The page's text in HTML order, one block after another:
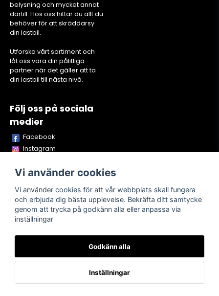
belysning och mycket annat
därtill. Hos oss hittar du allt du
behöver för att skräddarsy
din lastbil.
Utforska vårt sortiment och
låt oss vara din pålitliga
partner när det gäller att ta
din lastbil till nästa nivå.
Följ oss på sociala
medier
Facebook
Instagram
TikTok
Köpvillkor Kontakta oss Om oss
Vi använder cookies
Vi använder cookies för att vår webbplats skall fungera
och erbjuda dig bästa upplevelse. Bekräfta ditt samtycke
genom att trycka på godkänn alla eller anpassa via
inställningar
Godkänn alla
Inställningar